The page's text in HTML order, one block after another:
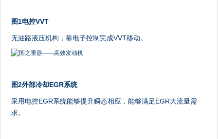
图1电控VVT
无油路液压机构，靠电子控制完成VVT移动。
图2外部冷却EGR系统
采用电控EGR系统能够提升瞬态相应，能够满足EGR大流量需
求。